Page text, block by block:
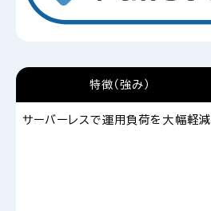
特徴（強み）
サーバーレスで運用負荷を大幅軽減